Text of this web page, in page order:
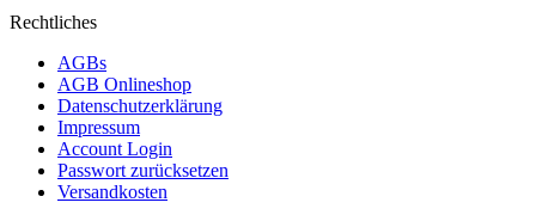
Rechtliches
AGBs
AGB Onlineshop
Datenschutzerklärung
Impressum
Account Login
Passwort zurücksetzen
Versandkosten